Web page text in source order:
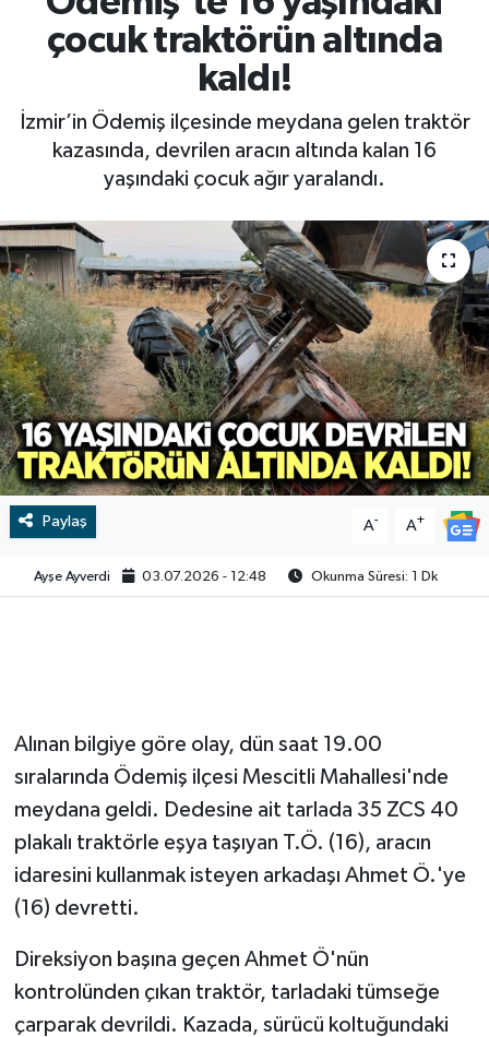
çocuk traktörün altında
kaldı!
İzmir’in Ödemiş ilçesinde meydana gelen traktör
kazasında, devrilen aracın altında kalan 16
yaşındaki çocuk ağır yaralandı.
Paylaş A- A+
Ayşe Ayverdi 03.07.2026 - 12:48 Okunma Süresi: 1 Dk
Alınan bilgiye göre olay, dün saat 19.00
sıralarında Ödemiş ilçesi Mescitli Mahallesi'nde
meydana geldi. Dedesine ait tarlada 35 ZCS 40
plakalı traktörle eşya taşıyan T.Ö. (16), aracın
idaresini kullanmak isteyen arkadaşı Ahmet Ö.'ye
(16) devretti.
Direksiyon başına geçen Ahmet Ö'nün
kontrolünden çıkan traktör, tarladaki tümseğe
çarparak devrildi. Kazada, sürücü koltuğundaki
RESMİ İLAN
BİLİM VE TEKNOLOJİ
RESMİ İLAN
Tarih
Dünya
İletişim
Künye
SPOR
Vefat
Video